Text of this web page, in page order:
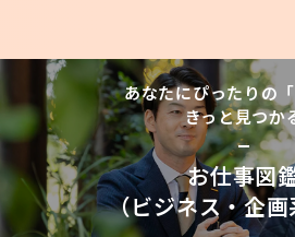
あなたにぴったりの
きっと見つか
お仕事図
（ビジネス・企